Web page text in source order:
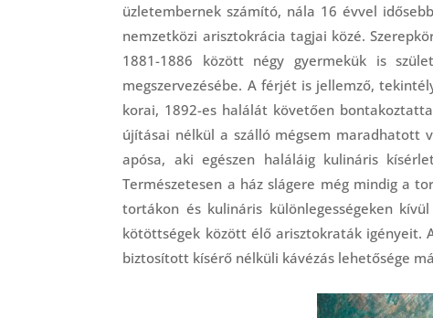
üzletembernek számító, nála 16 évvel
nemzetközi arisztokrácia tagjai közé.
1881-1886 között négy gyermekük is
megszervezésébe. A férjét is jellemző,
korai, 1892-es halálát követően
újításai nélkül a szálló mégsem maradhatott
apósa, aki egészen haláláig kulináris
Természetesen a ház slágere még mindig a
tortákon és kulináris különlegességeken
kötöttségek között élő arisztokraták igényeit.
biztosított kísérő nélküli kávézás lehetősége